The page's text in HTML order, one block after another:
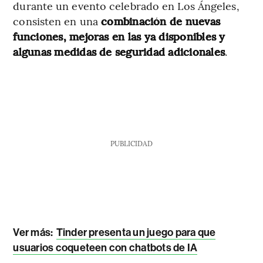
durante un evento celebrado en Los Ángeles,
consisten en unacombinación de nuevas
funciones, mejoras en las ya disponibles y
algunas medidas de seguridad adicionales.
PUBLICIDAD
Ver más: Tinder presenta un juego para que
usuarios coqueteen con chatbots de IA